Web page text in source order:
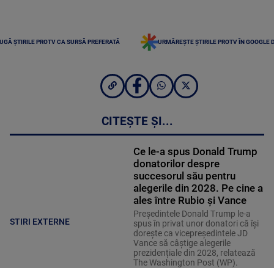
ȘTIRILE PROTV CA SURSĂ PREFERATĂ URMĂREȘTE ȘTIRILE PROTV ÎN GOOGLE
CITEȘTE ȘI...
STIRI EXTERNE
Ce le-a spus Donald Trump
donatorilor despre
succesorul său pentru
alegerile din 2028. Pe cine a
ales între Rubio și Vance
Președintele Donald Trump le-a
spus în privat unor donatori că își
dorește ca vicepreședintele JD
Vance să câștige alegerile
prezidențiale din 2028, relatează
The Washington Post (WP).